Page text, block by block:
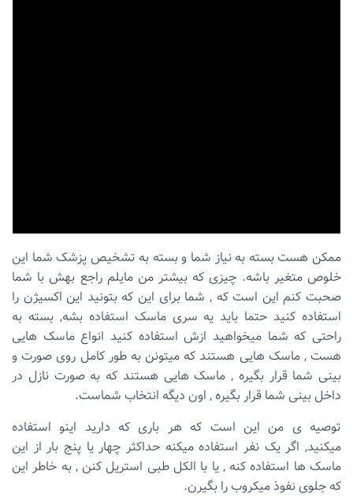
ممکن هست بسته به نیاز شما و بسته به تشخیص پزشک شما این
خلوص متغیر باشه. چیزی که بیشتر من مایلم راجع بهش با شما
صحبت کنم این است که , شما برای این که بتونید این اکسیژن را
استفاده کنید حتما باید یه سری ماسک استفاده بشه, بسته به
راحتی که شما میخواهید ازش استفاده کنید انواع ماسک هایی
هست , ماسک هایی هستند که میتونن به طور کامل روی صورت و
بینی شما قرار بگیره , ماسک هایی هستند که به صورت نازل در
داخل بینی شما قرار بگیره , اون دیگه انتخاب شماست.
توصیه ی من این است که هر باری که دارید اینو استفاده
میکنید, اگر یک نفر استفاده میکنه حداکثر چهار یا پنج بار از این
ماسک ها استفاده کنه , یا با الکل طبی استریل کنن , به خاطر این
که جلوی نفوذ میکروب را بگیرن.